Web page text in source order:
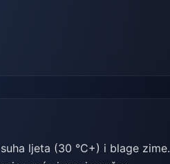
ljeta (30 °C+) i blage zime.